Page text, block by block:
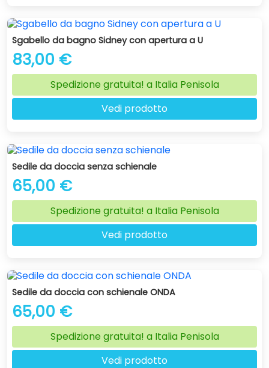
Sgabello da bagno Sidney con apertura a U
83,00 €
Spedizione gratuita! a Italia Penisola
Vedi prodotto
Sedile da doccia senza schienale
65,00 €
Spedizione gratuita! a Italia Penisola
Vedi prodotto
Sedile da doccia con schienale ONDA
65,00 €
Spedizione gratuita! a Italia Penisola
Vedi prodotto